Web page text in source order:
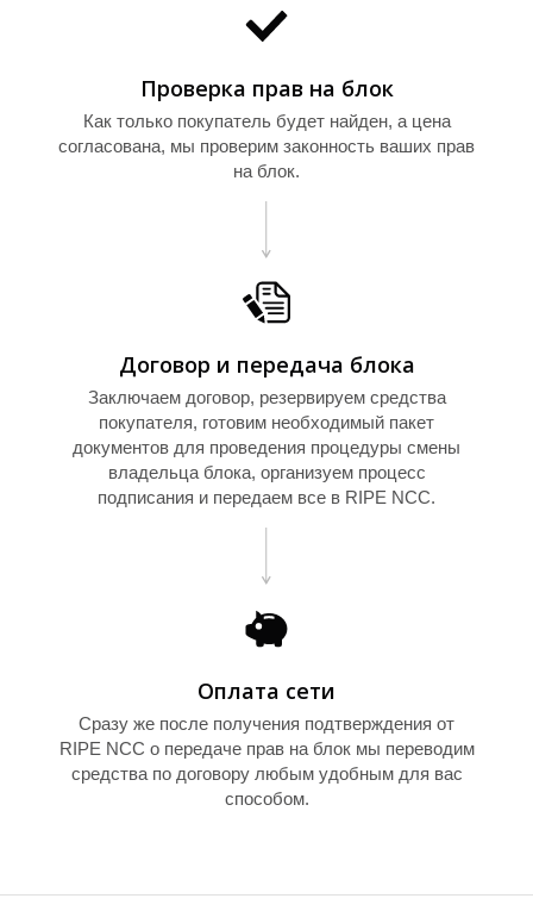
И
Е
Проверка прав на блок
Как только покупатель будет найден, а цена
согласована, мы проверим законность ваших прав
на блок.
Договор и передача блока
Заключаем договор, резервируем средства
покупателя, готовим необходимый пакет
документов для проведения процедуры смены
владельца блока, организуем процесс
подписания и передаем все в RIPE NCC.
Оплата сети
Сразу же после получения подтверждения от
RIPE NCC о передаче прав на блок мы переводим
средства по договору любым удобным для вас
способом.